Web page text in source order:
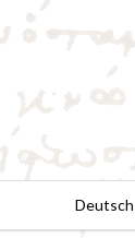
Deutsch